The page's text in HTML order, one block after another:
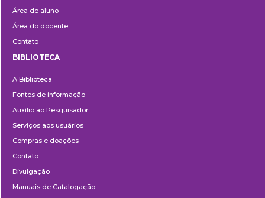
Área de aluno
Área do docente
Contato
BIBLIOTECA
A Biblioteca
Fontes de informação
Auxílio ao Pesquisador
Serviços aos usuários
Compras e doações
Contato
Divulgação
Manuais de Catalogação